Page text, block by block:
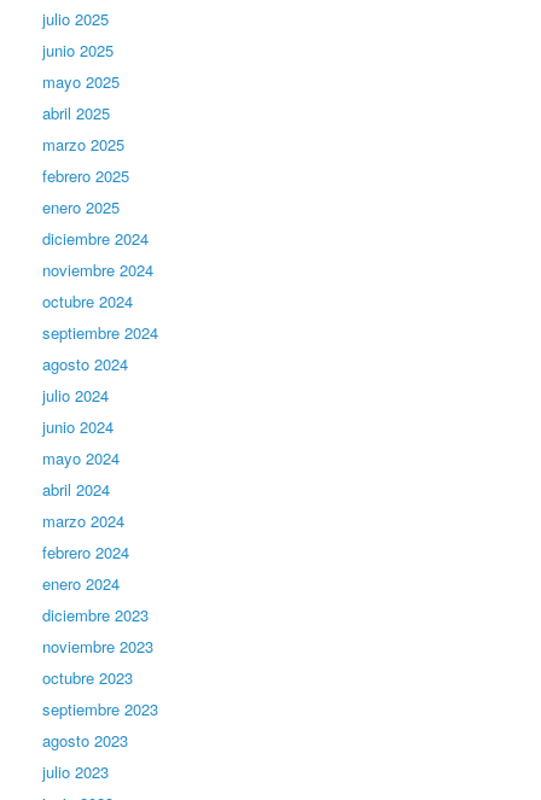
julio 2025
junio 2025
mayo 2025
abril 2025
marzo 2025
febrero 2025
enero 2025
diciembre 2024
noviembre 2024
octubre 2024
septiembre 2024
agosto 2024
julio 2024
junio 2024
mayo 2024
abril 2024
marzo 2024
febrero 2024
enero 2024
diciembre 2023
noviembre 2023
octubre 2023
septiembre 2023
agosto 2023
julio 2023